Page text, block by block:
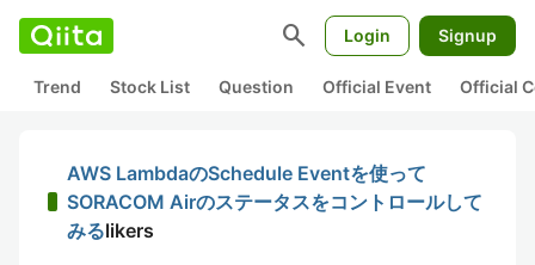
search Login Signup
Trend Stock List Question Official Event Official
AWS LambdaのSchedule Eventを使って
SORACOM Airのステータスをコントロールして
みるlikers